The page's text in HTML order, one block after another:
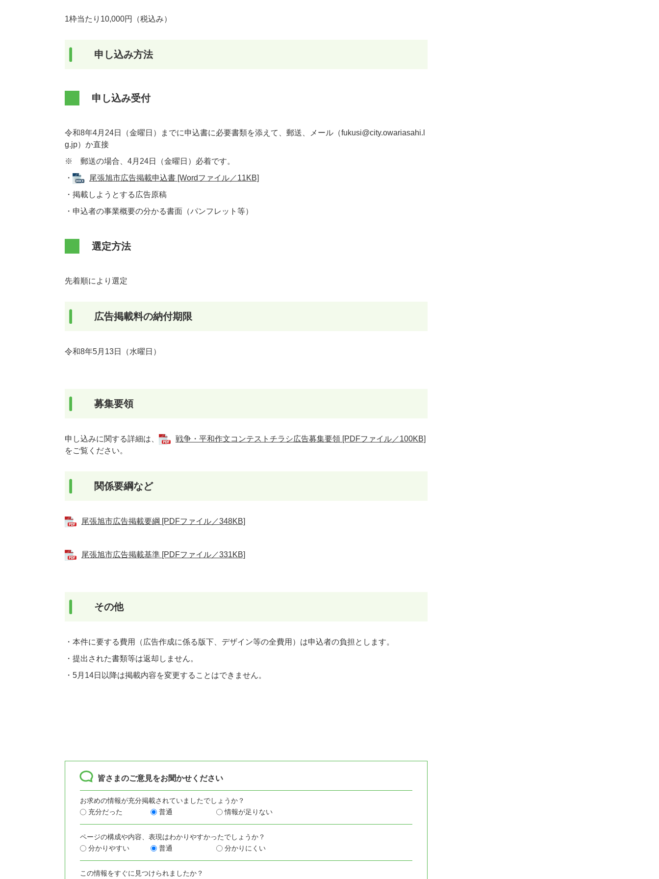
1枠当たり10,000円（税込み）
申し込み方法
申し込み受付
令和8年4月24日（金曜日）までに申込書に必要書類を添えて、郵送、メール（fukusi@city.owariasahi.l
g.jp）か直接
※ 郵送の場合、4月24日（金曜日）必着です。
・
尾張旭市広告掲載申込書 [Wordファイル／11KB]
・掲載しようとする広告原稿
・申込者の事業概要の分かる書面（パンフレット等）
選定方法
先着順により選定
広告掲載料の納付期限
令和8年5月13日（水曜日）
募集要領
申し込みに関する詳細は、
戦争・平和作文コンテストチラシ広告募集要領 [PDFファイル／100KB]
をご覧ください。
関係要綱など
尾張旭市広告掲載要綱 [PDFファイル／348KB]
尾張旭市広告掲載基準 [PDFファイル／331KB]
その他
・本件に要する費用（広告作成に係る版下、デザイン等の全費用）は申込者の負担とします。
・提出された書類等は返却しません。
・5月14日以降は掲載内容を変更することはできません。
皆さまのご意見をお聞かせください
お求めの情報が充分掲載されていましたでしょうか？
充分だった
普通 情報が足りない
ページの構成や内容、表現はわかりやすかったでしょうか？
分かりやすい
普通 分かりにくい
この情報をすぐに見つけられましたか？